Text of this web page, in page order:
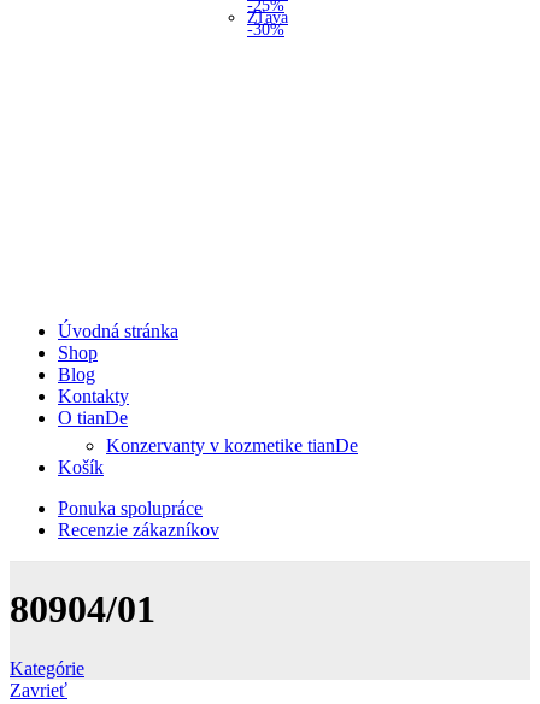
-25%
Zľava
-30%
Úvodná stránka
Shop
Blog
Kontakty
O tianDe
Konzervanty v kozmetike tianDe
Košík
Ponuka spolupráce
Recenzie zákazníkov
80904/01
Kategórie
Zavrieť